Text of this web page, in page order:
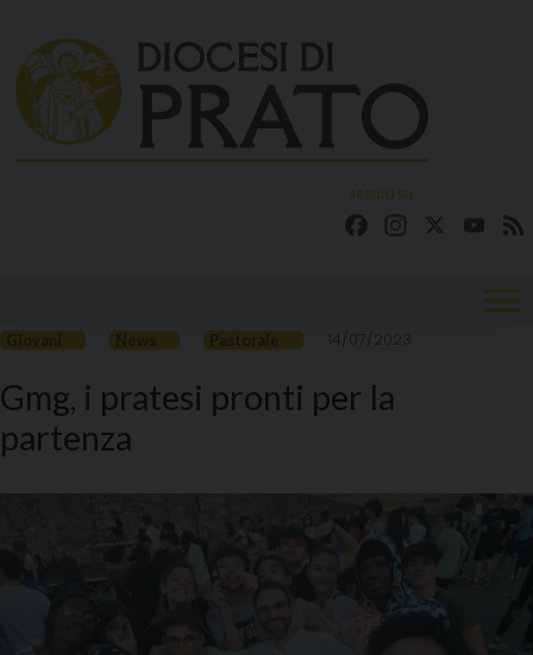
content
seguici su
FacebookInstagram
14/07/2023
Gmg, i pratesi pronti per la
partenza